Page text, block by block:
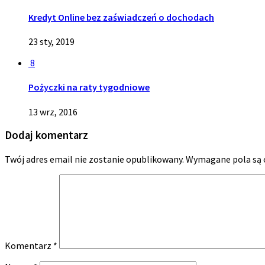
Kredyt Online bez zaświadczeń o dochodach
23 sty, 2019
8
Pożyczki na raty tygodniowe
13 wrz, 2016
Dodaj komentarz
Twój adres email nie zostanie opublikowany. Wymagane pola są
Komentarz *